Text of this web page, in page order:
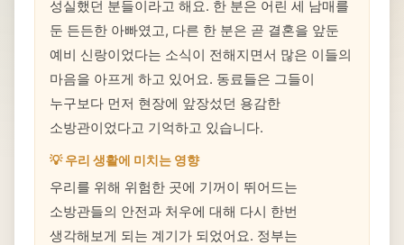
성실했던 분들이라고 해요. 한 분은 어린 세 남매를
둔 든든한 아빠였고, 다른 한 분은 곧 결혼을 앞둔
예비 신랑이었다는 소식이 전해지면서 많은 이들의
마음을 아프게 하고 있어요. 동료들은 그들이
누구보다 먼저 현장에 앞장섰던 용감한
소방관이었다고 기억하고 있습니다.
💡 우리 생활에 미치는 영향
우리를 위해 위험한 곳에 기꺼이 뛰어드는
소방관들의 안전과 처우에 대해 다시 한번
생각해보게 되는 계기가 되었어요. 정부는